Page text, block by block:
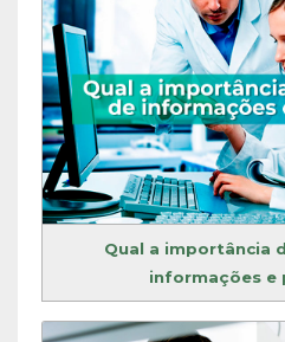
Qual a importância
informações e